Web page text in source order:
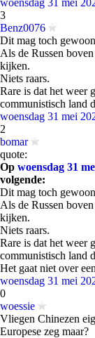
woensdag 31 mei
3
Benz0076
Dit mag toch
Als de Russen
kijken.
Niets raars.
Rare is dat het weer
communistisch land
woensdag 31 mei
2
bomar
quote:
Op woensdag 31
volgende:
Dit mag toch
Als de Russen
kijken.
Niets raars.
Rare is dat het weer
communistisch land
Het gaat niet over
woensdag 31 mei
0
woessie
Vliegen Chinezen
Europese zeg maar?